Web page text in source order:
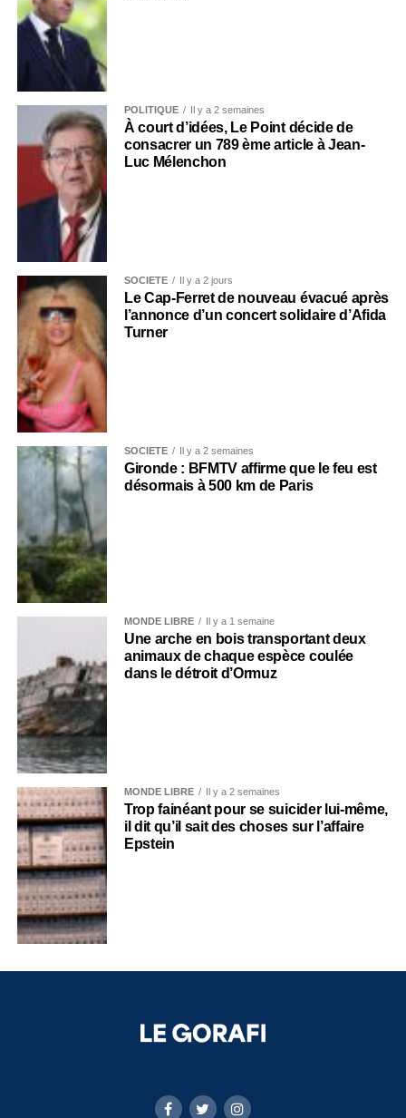
POLITIQUE Il y a 2 semaines
À court d’idées, Le Point décide de
consacrer un 789 ème article à Jean-
Luc Mélenchon
SOCIÉTÉ Il y a 2 jours
Le Cap-Ferret de nouveau évacué après
l’annonce d’un concert solidaire d’Afida
Turner
SOCIÉTÉ Il y a 2 semaines
Gironde : BFMTV affirme que le feu est
désormais à 500 km de Paris
MONDE LIBRE Il y a 1 semaine
Une arche en bois transportant deux
animaux de chaque espèce coulée
dans le détroit d’Ormuz
MONDE LIBRE Il y a 2 semaines
Trop fainéant pour se suicider lui-même,
il dit qu’il sait des choses sur l’affaire
Epstein